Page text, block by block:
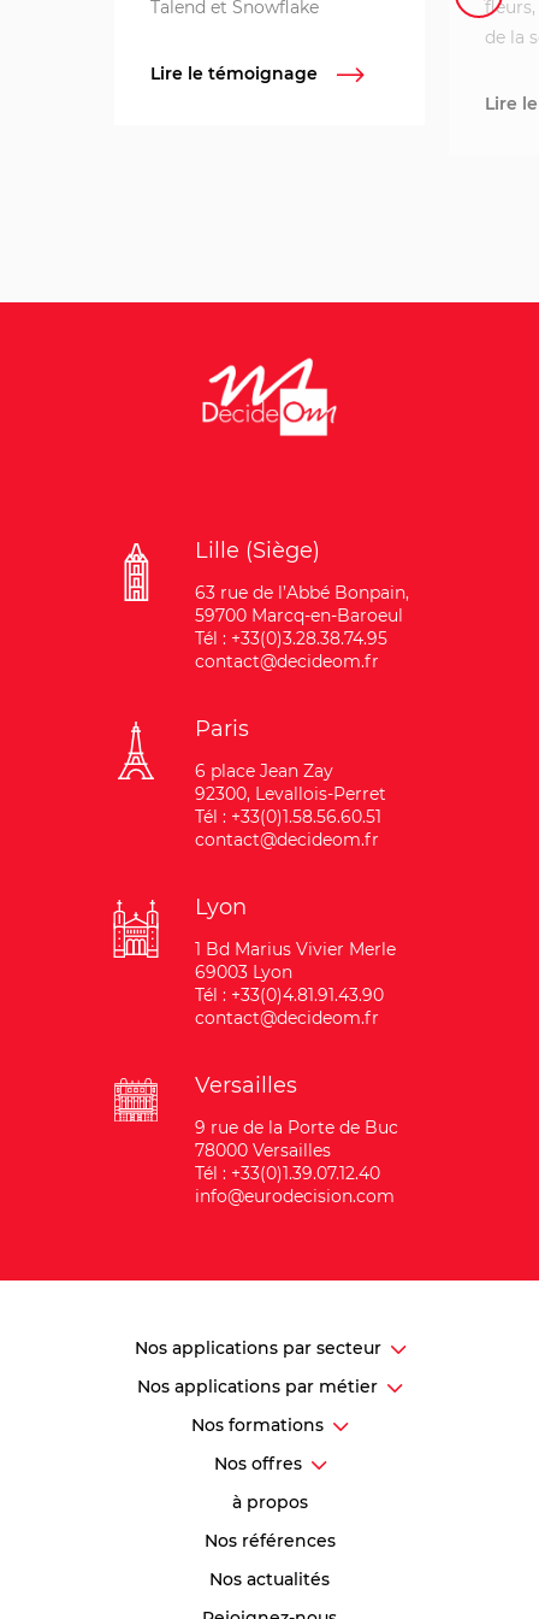
Talend et Snowflake
Lire le témoignage
de la
Lire
Lille (Siège)
63 rue de l’Abbé Bonpain,
59700 Marcq-en-Baroeul
Tél : +33(0)3.28.38.74.95
contact@decideom.fr
Paris
6 place Jean Zay
92300, Levallois-Perret
Tél : +33(0)1.58.56.60.51
contact@decideom.fr
Lyon
1 Bd Marius Vivier Merle
69003 Lyon
Tél : +33(0)4.81.91.43.90
contact@decideom.fr
Versailles
9 rue de la Porte de Buc
78000 Versailles
Tél : +33(0)1.39.07.12.40
info@eurodecision.com
Nos applications par secteur
Nos applications par métier
Nos formations
Nos offres
à propos
Nos références
Nos actualités